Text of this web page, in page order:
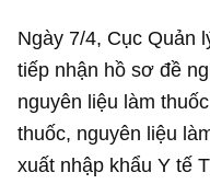
Ngày 7/4, Cục Quản
tiếp nhận hồ sơ đề
nguyên liệu làm
thuốc, nguyên liệu
xuất nhập khẩu Y tế